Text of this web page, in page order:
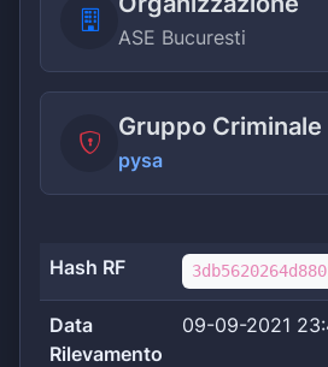
ASE Bucuresti
Gruppo Criminale
pysa
Hash RF
Data
Rilevamento
09-09-2021